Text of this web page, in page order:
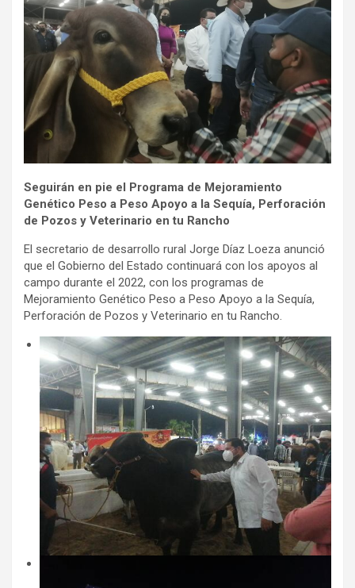
Seguirán en pie el Programa de Mejoramiento
Genético Peso a Peso Apoyo a la Sequía, Perforación
de Pozos y Veterinario en tu Rancho
El secretario de desarrollo rural Jorge Díaz Loeza anunció
que el Gobierno del Estado continuará con los apoyos al
campo durante el 2022, con los programas de
Mejoramiento Genético Peso a Peso Apoyo a la Sequía,
Perforación de Pozos y Veterinario en tu Rancho.